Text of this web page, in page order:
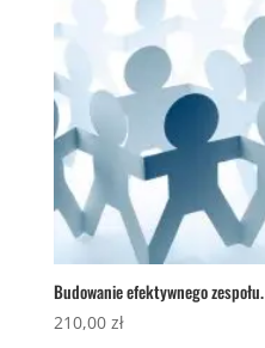
Budowanie efektywnego zespołu.
210,00 zł